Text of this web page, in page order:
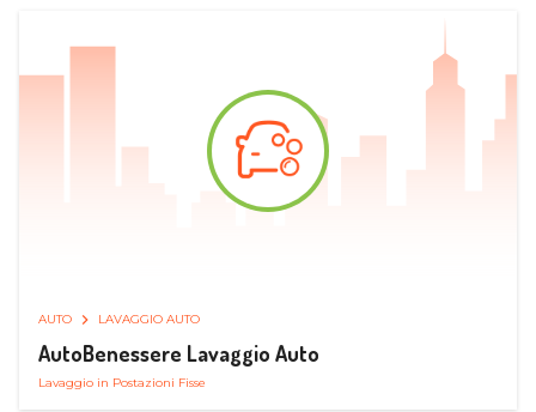
AUTO LAVAGGIO AUTO
AutoBenessere Lavaggio Auto
Lavaggio in Postazioni Fisse